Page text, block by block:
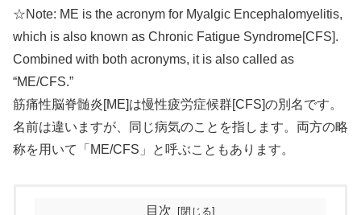
☆Note: ME is the acronym for Myalgic Encephalomyelitis,
which is also known as Chronic Fatigue Syndrome[CFS].
Combined with both acronyms, it is also called as
“ME/CFS.”
筋痛性脳脊髄炎[ME]は慢性疲労症候群[CFS]の別名です。
名前は違いますが、同じ病気のことを指します。両方の略
称を用いて「ME/CFS」と呼ぶこともあります。
目次